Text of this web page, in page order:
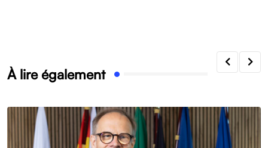
À lire également